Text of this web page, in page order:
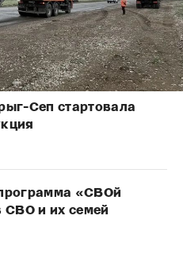
Сеп стартовала
«СВОй
СВО и их семей